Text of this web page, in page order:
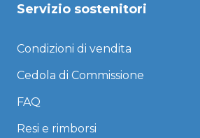
Servizio sostenitori
Condizioni di vendita
Cedola di Commissione
FAQ
Resi e rimborsi